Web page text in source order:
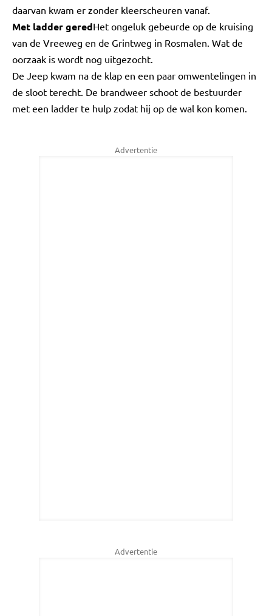
daarvan kwam er zonder kleerscheuren vanaf.
Met ladder geredHet ongeluk gebeurde op de kruising
van de Vreeweg en de Grintweg in Rosmalen. Wat de
oorzaak is wordt nog uitgezocht.
De Jeep kwam na de klap en een paar omwentelingen in
de sloot terecht. De brandweer schoot de bestuurder
met een ladder te hulp zodat hij op de wal kon komen.
Advertentie
Advertentie